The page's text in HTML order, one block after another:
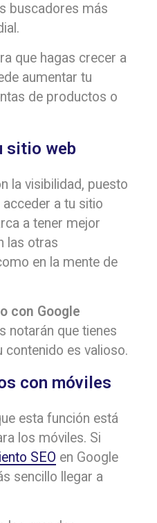
buscadores más
que hagas crecer a
aumentar tu
de productos o
sitio web
la visibilidad, puesto
a tu sitio
a tener mejor
las otras
en la mente de
con Google
notarán que tienes
contenido es valioso.
con móviles
esta función está
los móviles. Si
SEO en Google
sencillo llegar a